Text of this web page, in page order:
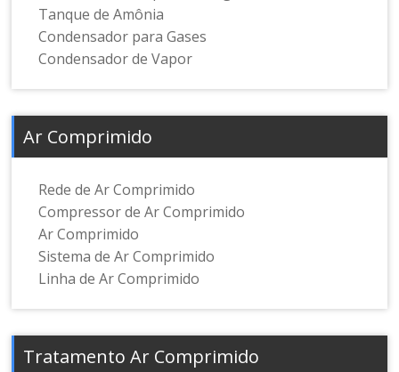
Tanque de Amônia
Condensador para Gases
Condensador de Vapor
Ar Comprimido
Rede de Ar Comprimido
Compressor de Ar Comprimido
Ar Comprimido
Sistema de Ar Comprimido
Linha de Ar Comprimido
Tratamento Ar Comprimido